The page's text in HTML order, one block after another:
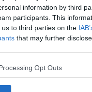
information by third
participants. This
to third parties on the
that may further
Opt Outs
de la camiseta local
camisetas de Grecia
y se asemeja
Adidas para la
una identidad visual
con la época dorada